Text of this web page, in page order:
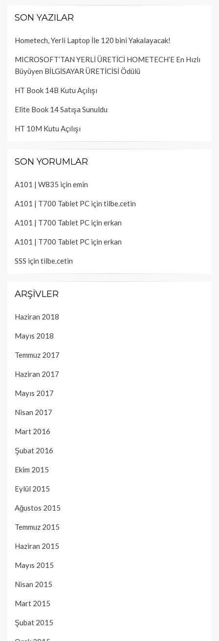
SON YAZILAR
Hometech, Yerli Laptop İle 120 bini Yakalayacak!
MICROSOFT’TAN YERLİ ÜRETİCİ HOMETECH’E En Hızlı
Büyüyen BİLGİSAYAR ÜRETİCİSİ Ödülü
HT Book 14B Kutu Açılışı
Elite Book 14 Satışa Sunuldu
HT 10M Kutu Açılışı
SON YORUMLAR
A101 | W835 için emin
A101 | T700 Tablet PC için tilbe.cetin
A101 | T700 Tablet PC için erkan
A101 | T700 Tablet PC için erkan
SSS için tilbe.cetin
ARŞIVLER
Haziran 2018
Mayıs 2018
Temmuz 2017
Haziran 2017
Mayıs 2017
Nisan 2017
Mart 2016
Şubat 2016
Ekim 2015
Eylül 2015
Ağustos 2015
Temmuz 2015
Haziran 2015
Mayıs 2015
Nisan 2015
Mart 2015
Şubat 2015